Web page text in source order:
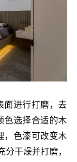
面进行打磨，去
色选择合适的木
，色漆可改变木
干燥并打磨，